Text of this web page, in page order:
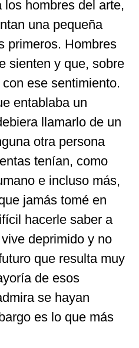
hombres del arte,
una pequeña
primeros. Hombres
sienten y que, sobre
ese sentimiento.
entablaba un
llamarlo de un
otra persona
tenían, como
e incluso más,
jamás tomé en
hacerle saber a
deprimido y no
que resulta muy
de esos
se hayan
es lo que más